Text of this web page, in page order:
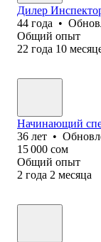
Дилер
44 года •
Общий опыт
22 года 10
Начинающий
36 лет •
15 000 сом
Общий опыт
2 года 2 месяца